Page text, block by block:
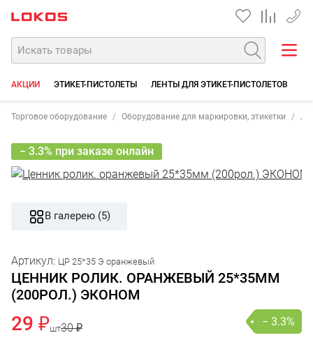
+7
АКЦИИ ЭТИКЕТ-ПИСТОЛЕТЫ ЛЕНТЫ ДЛЯ ЭТИКЕТ-ПИСТОЛЕТОВ
Торговое оборудование Оборудование для маркировки, этикетки
− 3.3% при заказе онлайн
В галерею (5)
Артикул: ЦР 25*35 Э оранжевый
ЦЕННИК РОЛИК. ОРАНЖЕВЫЙ 25*35ММ
(200РОЛ.) ЭКОНОМ
29 ₽шт30 ₽ − 3.3%